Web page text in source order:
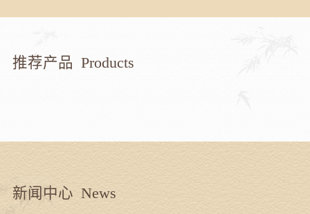
推荐产品 Products
新闻中心 News